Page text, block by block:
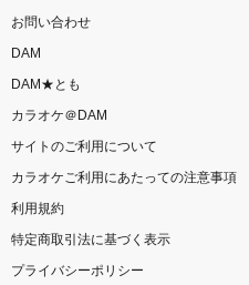
お問い合わせ
DAM
DAM★とも
カラオケ＠DAM
サイトのご利用について
カラオケご利用にあたっての注意事項
利用規約
特定商取引法に基づく表示
プライバシーポリシー